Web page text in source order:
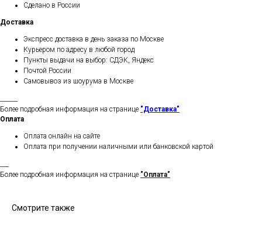
Сделано в России
Доставка
Экспресс доставка в день заказа по Москве
Курьером по адресу в любой город
Пункты выдачи на выбор: СДЭК, Яндекс
Почтой России
Самовывоз из шоурума в Москве
Более подробная информация на странице "Доставка"
Оплата
Оплата онлайн на сайте
Оплата при получении наличными или банковской картой
Более подробная информация на странице "Оплата"
Смотрите также